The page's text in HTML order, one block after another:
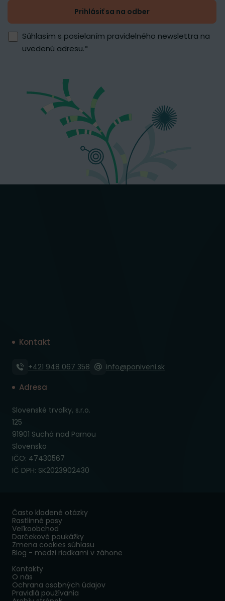
Prihlásiť sa na odber
Súhlasím s posielaním pravidelného newslettra na
uvedenú adresu.*
Kontakt
+421 948 067 358 info@poniveni.sk
Adresa
Slovenské trvalky, s.r.o.
125
91901 Suchá nad Parnou
Slovensko
IČO: 47430567
IČ DPH: SK2023902430
Často kladené otázky
Rastlinné pasy
Veľkoobchod
Darčekové poukážky
Zmena cookies súhlasu
Blog - medzi riadkami v záhone
Kontakty
O nás
Ochrana osobných údajov
Pravidlá používania